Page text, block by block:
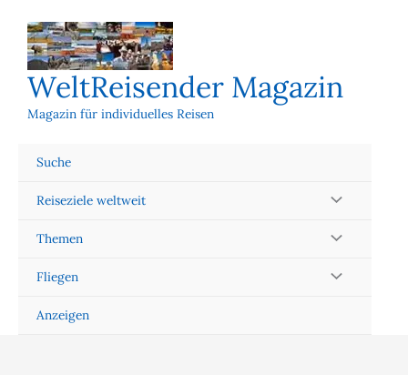
Inhalt
springen
WeltReisender Magazin
Magazin für individuelles Reisen
Suche
Reiseziele weltweit
Themen
Fliegen
Anzeigen